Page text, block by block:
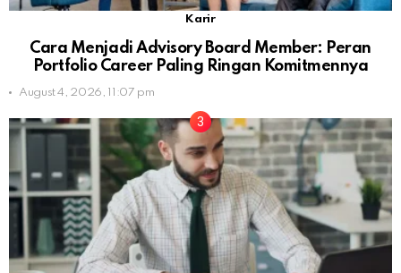
Karir
Cara Menjadi Advisory Board Member: Peran
Portfolio Career Paling Ringan Komitmennya
August 4, 2026, 11:07 pm